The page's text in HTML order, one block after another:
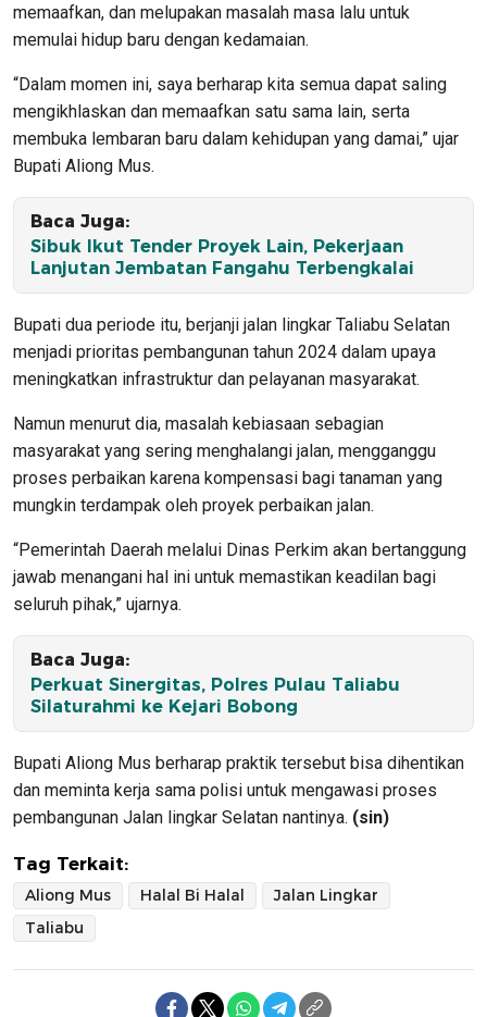
memaafkan, dan melupakan masalah masa lalu untuk
memulai hidup baru dengan kedamaian.
“Dalam momen ini, saya berharap kita semua dapat saling
mengikhlaskan dan memaafkan satu sama lain, serta
membuka lembaran baru dalam kehidupan yang damai,” ujar
Bupati Aliong Mus.
Baca Juga:
Sibuk Ikut Tender Proyek Lain, Pekerjaan
Lanjutan Jembatan Fangahu Terbengkalai
Bupati dua periode itu, berjanji jalan lingkar Taliabu Selatan
menjadi prioritas pembangunan tahun 2024 dalam upaya
meningkatkan infrastruktur dan pelayanan masyarakat.
Namun menurut dia, masalah kebiasaan sebagian
masyarakat yang sering menghalangi jalan, mengganggu
proses perbaikan karena kompensasi bagi tanaman yang
mungkin terdampak oleh proyek perbaikan jalan.
“Pemerintah Daerah melalui Dinas Perkim akan bertanggung
jawab menangani hal ini untuk memastikan keadilan bagi
seluruh pihak,” ujarnya.
Baca Juga:
Perkuat Sinergitas, Polres Pulau Taliabu
Silaturahmi ke Kejari Bobong
Bupati Aliong Mus berharap praktik tersebut bisa dihentikan
dan meminta kerja sama polisi untuk mengawasi proses
pembangunan Jalan lingkar Selatan nantinya. (sin)
Tag Terkait:
Aliong Mus Halal Bi Halal
Jalan Lingkar
Taliabu